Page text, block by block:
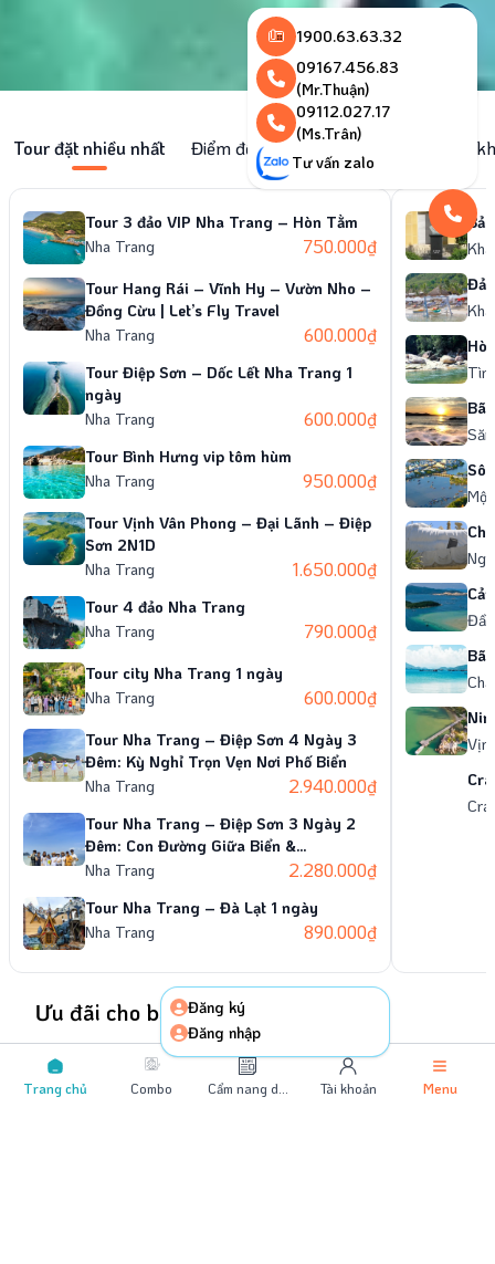
Trang chủ Combo
Cẩm nang du
Tài khoản
Đăng ký
Đăng nhập
Menu
1900.63.63.32
09167.456.83
(Mr.Thuận)
09112.027.17
(Ms.Trân)
Tư vấn zalo
Tour đặt nhiều nhất Điểm đến theo xu hướng Địa điểm
Tour 3 đảo VIP Nha Trang – Hòn Tằm
Nha Trang
750.000₫
Tour Hang Rái – Vĩnh Hy – Vườn Nho –
Đồng Cừu | Let’s Fly Travel
Nha Trang
600.000₫
Tour Điệp Sơn – Dốc Lết Nha Trang 1
ngày
Nha Trang
600.000₫
Tour Bình Hưng vip tôm hùm
Nha Trang
950.000₫
Tour Vịnh Vân Phong – Đại Lãnh – Điệp
Sơn 2N1D
Nha Trang
1.650.000₫
Tour 4 đảo Nha Trang
Nha Trang
790.000₫
Tour city Nha Trang 1 ngày
Nha Trang
600.000₫
Tour Nha Trang – Điệp Sơn 4 Ngày 3
Đêm: Kỳ Nghỉ Trọn Vẹn Nơi Phố Biển
Nha Trang
2.940.000₫
Tour Nha Trang – Điệp Sơn 3 Ngày 2
Đêm: Con Đường Giữa Biển &
VinWonders
Nha Trang 2.280.000₫
Tour Nha Trang – Đà Lạt 1 ngày
Nha Trang
890.000₫
gọi
ấn
nơi
cho
đôi
hút
về
Bà,
độc
độ
có
với
đổ
của
7
2
núi
ai
thế
trải
Bãi
dịu
bí
Ưu đãi cho bạn